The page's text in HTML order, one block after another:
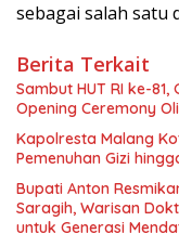
sebagai salah satu
Berita Terkait
Sambut HUT RI ke-
Opening Ceremony
Kapolresta Malang
Pemenuhan Gizi
Bupati Anton
Saragih, Warisan
untuk Generasi